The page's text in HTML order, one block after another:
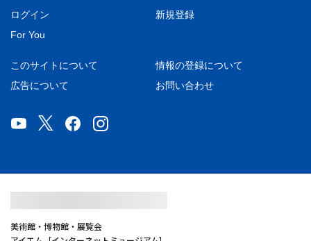
ログイン
新規登録
For You
このサイトについて
情報の登録について
広告について
お問い合わせ
美術館・博物館・展覧会